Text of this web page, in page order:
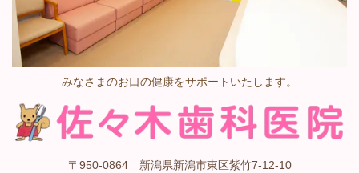
みなさまのお口の健康をサポートいたします。
〒950-0864 新潟県新潟市東区紫竹7-12-10